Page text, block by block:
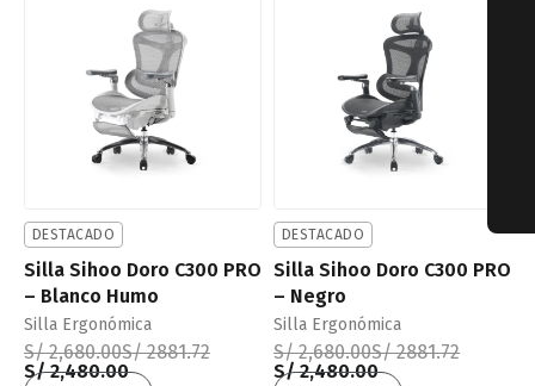
-7% OFF
DESTACADO
Silla Sihoo Doro C300 PRO
– Blanco Humo
Silla Ergonómica
S/2,680.00S/2881.72
S/2,480.00
-7% OFF
DESTACADO
Silla Sihoo Doro C300 PRO
– Negro
Silla Ergonómica
S/2,680.00S/2881.72
S/2,480.00